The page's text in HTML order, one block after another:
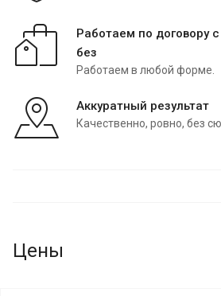
Работаем по договору
без
Работаем в любой форме.
Аккуратный результат
Качественно, ровно, без
Цены